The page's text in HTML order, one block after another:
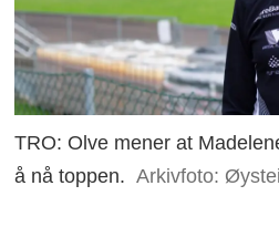
TRO: Olve mener at
å nå toppen. Arkivfoto: